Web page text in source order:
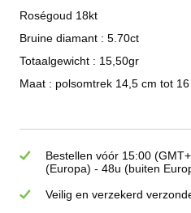
Roségoud 18kt
Bruine diamant : 5.70ct
Totaalgewicht : 15,50gr
Maat : polsomtrek 14,5 cm tot 16
Bestellen vóór 15:00
(Europa) - 48u (buiten
Veilig en verzekerd